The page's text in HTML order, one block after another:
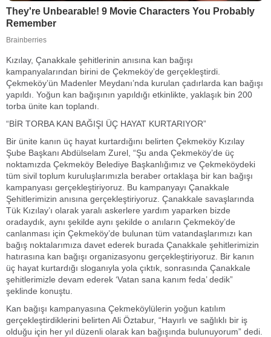
Kızılay, Çanakkale şehitlerinin anısına kan bağışı
kampanyalarından birini de Çekmeköy’de gerçekleştirdi.
Çekmeköy’ün Madenler Meydanı’nda kurulan çadırlarda kan bağışı
yapıldı. Yoğun kan bağışının yapıldığı etkinlikte, yaklaşık bin 200
torba ünite kan toplandı.
“BİR TORBA KAN BAĞIŞI ÜÇ HAYAT KURTARIYOR”
Bir ünite kanın üç hayat kurtardığını belirten Çekmeköy Kızılay
Şube Başkanı Abdülselam Zurel, “Şu anda Çekmeköy’de üç
noktamızda Çekmeköy Belediye Başkanlığımız ve Çekmeköydeki
tüm sivil toplum kuruluşlarımızla beraber ortaklaşa bir kan bağışı
kampanyası gerçekleştiriyoruz. Bu kampanyayı Çanakkale
Şehitlerimizin anısına gerçekleştiriyoruz. Çanakkale savaşlarında
Tük Kızılay’ı olarak yaralı askerlere yardım yaparken bizde
oradaydık, aynı şekilde aynı şekilde o anıların Çekmeköy’de
canlanması için Çekmeköy’de bulunan tüm vatandaşlarımızı kan
bağış noktalarımıza davet ederek burada Çanakkale şehitlerimizin
hatırasına kan bağışı organizasyonu gerçekleştiriyoruz. Bir kanın
üç hayat kurtardığı sloganıyla yola çıktık, sonrasında Çanakkale
şehitlerimizle devam ederek ‘Vatan sana kanım feda’ dedik”
şeklinde konuştu.
Kan bağışı kampanyasına Çekmeköylülerin yoğun katılım
gerçekleştirdiklerini belirten Ali Öztabur, “Hayırlı ve sağlıklı bir iş
olduğu için her yıl düzenli olarak kan bağışında bulunuyorum” dedi.